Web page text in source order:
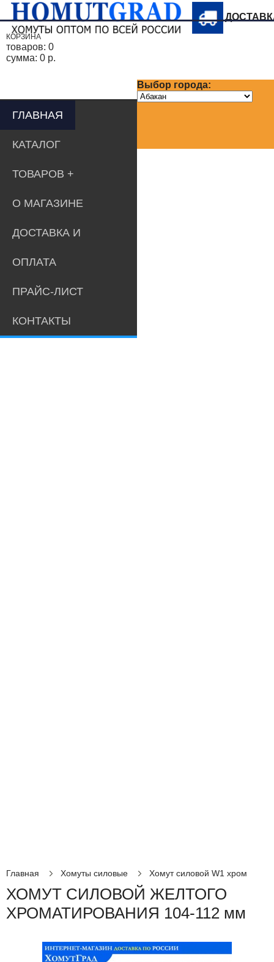
Выбор города:
КОРЗИНА
товаров: 0
сумма: 0 р.
ГЛАВНАЯ
КАТАЛОГ
ТОВАРОВ
О МАГАЗИНЕ
ДОСТАВКА И
ОПЛАТА
ПРАЙС-ЛИСТ
КОНТАКТЫ
Главная Хомуты силовые Хомут силовой W1 хром
ХОМУТ СИЛОВОЙ ЖЕЛТОГО
ХРОМАТИРОВАНИЯ 104-112 мм